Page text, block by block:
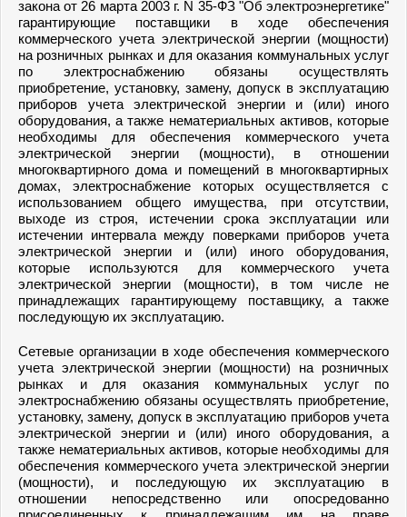
закона от 26 марта 2003 г. N 35-ФЗ "Об электроэнергетике"
гарантирующие поставщики в ходе обеспечения
коммерческого учета электрической энергии (мощности)
на розничных рынках и для оказания коммунальных услуг
по электроснабжению обязаны осуществлять
приобретение, установку, замену, допуск в эксплуатацию
приборов учета электрической энергии и (или) иного
оборудования, а также нематериальных активов, которые
необходимы для обеспечения коммерческого учета
электрической энергии (мощности), в отношении
многоквартирного дома и помещений в многоквартирных
домах, электроснабжение которых осуществляется с
использованием общего имущества, при отсутствии,
выходе из строя, истечении срока эксплуатации или
истечении интервала между поверками приборов учета
электрической энергии и (или) иного оборудования,
которые используются для коммерческого учета
электрической энергии (мощности), в том числе не
принадлежащих гарантирующему поставщику, а также
последующую их эксплуатацию.
Сетевые организации в ходе обеспечения коммерческого
учета электрической энергии (мощности) на розничных
рынках и для оказания коммунальных услуг по
электроснабжению обязаны осуществлять приобретение,
установку, замену, допуск в эксплуатацию приборов учета
электрической энергии и (или) иного оборудования, а
также нематериальных активов, которые необходимы для
обеспечения коммерческого учета электрической энергии
(мощности), и последующую их эксплуатацию в
отношении непосредственно или опосредованно